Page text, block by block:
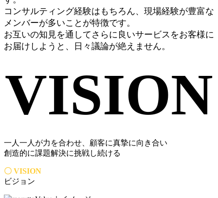
コンサルティング経験はもちろん、現場経験が豊富な
メンバーが多いことが特徴です。
お互いの知見を通してさらに良いサービスをお客様に
お届けしようと、日々議論が絶えません。
VISION
一人一人が力を合わせ、顧客に真摯に向き合い
創造的に課題解決に挑戦し続ける
〇 VISION
ビジョン